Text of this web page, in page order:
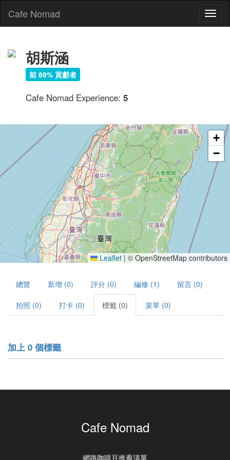
Cafe Nomad
胡斯涵
前 89% 貢獻者
Cafe Nomad Experience: 5
+
−
Leaflet |© OpenStreetMap contributors
總覽 新增 (0) 評分 (0) 編修 (1) 留言 (0)
拍照 (0) 打卡 (0) 標籤 (0) 菜單 (0)
加上 0 個標籤
Cafe Nomad
網路咖啡豆推薦清單